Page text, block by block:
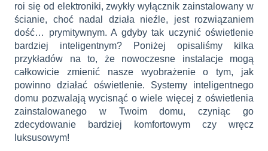
roi się od elektroniki, zwykły wyłącznik zainstalowany w
ścianie, choć nadal działa nieźle, jest rozwiązaniem
dość… prymitywnym. A gdyby tak uczynić oświetlenie
bardziej inteligentnym? Poniżej opisaliśmy kilka
przykładów na to, że nowoczesne instalacje mogą
całkowicie zmienić nasze wyobrażenie o tym, jak
powinno działać oświetlenie. Systemy inteligentnego
domu pozwalają wycisnąć o wiele więcej z oświetlenia
zainstalowanego w Twoim domu, czyniąc go
zdecydowanie bardziej komfortowym czy wręcz
luksusowym!